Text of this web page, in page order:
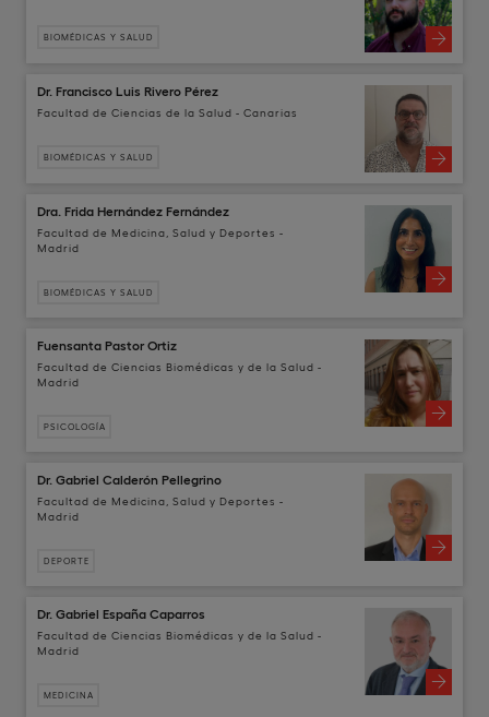
BIOMÉDICAS Y SALUD
Dr. Francisco Luis Rivero Pérez
Facultad de Ciencias de la Salud - Canarias
BIOMÉDICAS Y SALUD
Dra. Frida Hernández Fernández
Facultad de Medicina, Salud y Deportes -
Madrid
BIOMÉDICAS Y SALUD
Fuensanta Pastor Ortiz
Facultad de Ciencias Biomédicas y de la Salud -
Madrid
PSICOLOGÍA
Dr. Gabriel Calderón Pellegrino
Facultad de Medicina, Salud y Deportes -
Madrid
DEPORTE
Dr. Gabriel España Caparros
Facultad de Ciencias Biomédicas y de la Salud -
Madrid
MEDICINA